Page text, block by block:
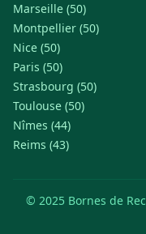
Marseille (50)
Montpellier (50)
Nice (50)
Paris (50)
Strasbourg (50)
Toulouse (50)
Nîmes (44)
Reims (43)
© 2025 Bornes de